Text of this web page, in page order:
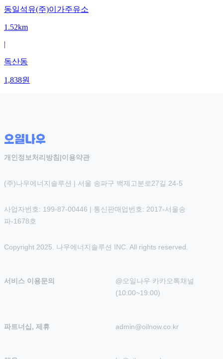
동일석유(주)이가주유소
1.52km
|
독산동
1,838원
개인정보처리방침 |이용약관
(주)나우에너지솔루션 | 서울 송파구 백제고분로27길 24-5
사업자번호: 199-87-00446 | 통신판매업번호: 2017-서울송
파-1678호
Copyright 2025. 나우에너지솔루션 INC. All rights reserved.
서비스 이용문의
@오일나우 카카오톡채널
(10:00~19:00)
파트너십, 제휴 admin@oilnow.co.kr